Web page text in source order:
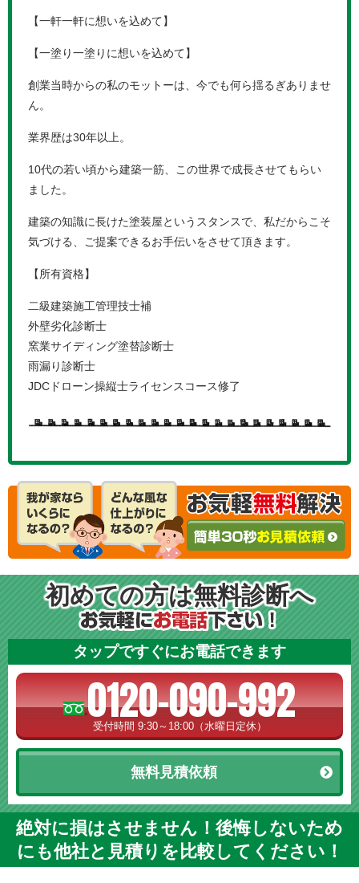
【一軒一軒に想いを込めて】
【一塗り一塗りに想いを込めて】
創業当時からの私のモットーは、今でも何ら揺るぎありませ
ん。
業界歴は30年以上。
10代の若い頃から建築一筋、この世界で成長させてもらい
ました。
建築の知識に長けた塗装屋というスタンスで、私だからこそ
気づける、ご提案できるお手伝いをさせて頂きます。
【所有資格】
二級建築施工管理技士補
外壁劣化診断士
窯業サイディング塗替診断士
雨漏り診断士
JDCドローン操縦士ライセンスコース修了
初めての方は無料診断へ
タップですぐにお電話できます
0120-090-992
受付時間 9:30～18:00（水曜日定休）
無料見積依頼
絶対に損はさせません！後悔しないため
にも他社と見積りを比較してください！